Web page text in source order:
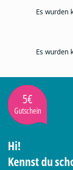
Es wurden
Es wurden
5€
Gutschein
Hi!
Kennst du